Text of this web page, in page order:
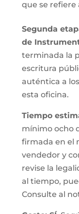
que se refiere
Segunda
de
terminada la
escritura
auténtica a
esta oficina.
Tiempo
mínimo ocho
firmada en el
vendedor y
revise la
al tiempo,
Consulte al